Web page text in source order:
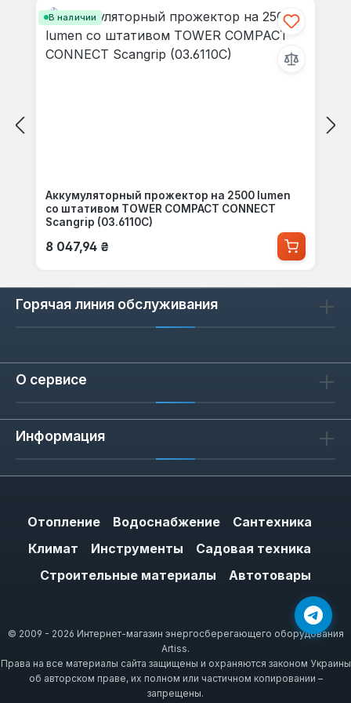
В наличии
Аккумуляторный прожектор на 2500 lumen
со штативом TOWER COMPACT CONNECT
Scangrip (03.6110C)
Обычная цена:
8 047,94 ₴
Горячая линия обслуживания
О сервисе
Информация
Отопление Водоснабжение
Сантехника
Климат
Инструменты
Садовая техника
Строительные материалы
Автотовары
© 2009 - 2026 Интернет-магазин энергосберегающего оборудования
Artiss.
Права на все материалы сайта защищены и охраняются законом Украины
об авторском праве, их полном или частичном копировании –
запрещены.